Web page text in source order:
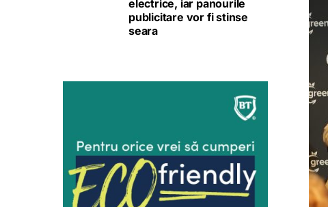
electrice, iar panourile
publicitare vor fi stinse
seara